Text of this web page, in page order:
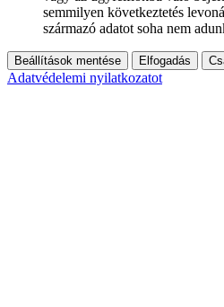
semmilyen következtetés
származó adatot soha nem
Beállítások mentése Elfogadás
Adatvédelemi nyilatkozatot